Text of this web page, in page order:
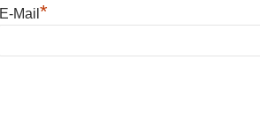
E-Mail *